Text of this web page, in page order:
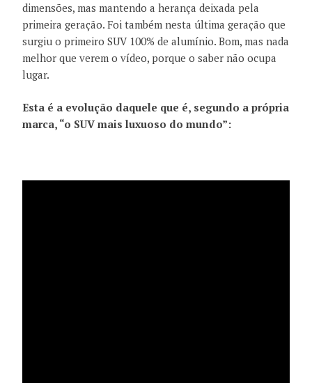
dimensões, mas mantendo a herança deixada pela
primeira geração. Foi também nesta última geração que
surgiu o primeiro SUV 100% de alumínio. Bom, mas nada
melhor que verem o vídeo, porque o saber não ocupa
lugar.
Esta é a evolução daquele que é, segundo a própria
marca, “o SUV mais luxuoso do mundo”: